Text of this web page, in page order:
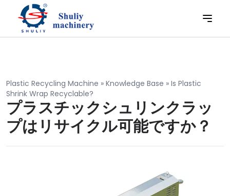
Plastic Recycling Machine » Knowledge Base » Is Plastic
Shrink Wrap Recyclable?
プラスチックシュリンクラッ
プはリサイクル可能ですか？